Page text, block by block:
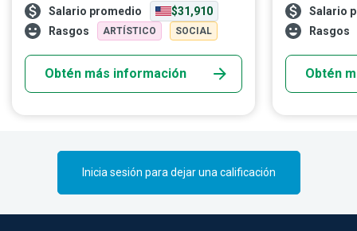
industria amplia, con numerosas
oportunidades laborales y una
competencia igual de intensa.
Salario promedio
$31,910
Rasgos
ARTÍSTICO SOCIAL
Obtén más información
moda o
atractivo
Salario
Rasgos
Obtén
Inicia sesión para dejar una calificación